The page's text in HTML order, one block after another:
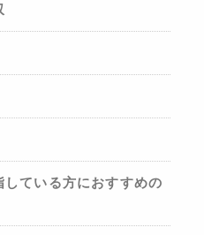
ている方におすすめの